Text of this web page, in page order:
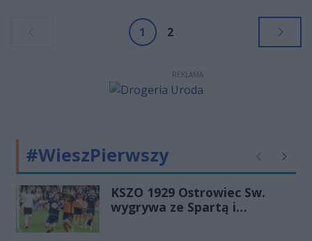
1 2
REKLAMA
#WieszPierwszy Poprzednie
KSZO 1929 Ostrowiec Sw.
wygrywa ze Spartą i